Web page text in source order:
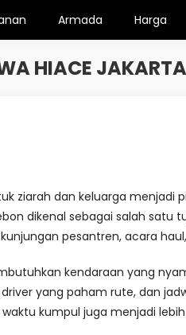
Armada Harga
HIACE
ziarah dan keluarga
dikenal sebagai salah satu
pesantren, acara
kendaraan yang
yang paham rute, dan
kumpul juga menjadi